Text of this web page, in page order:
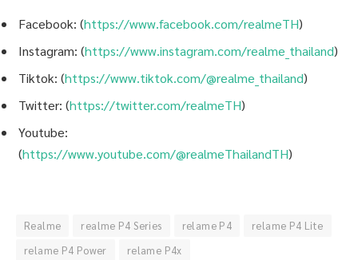
Facebook: (https://www.facebook.com/realmeTH)
Instagram: (https://www.instagram.com/realme_thailand)
Tiktok: (https://www.tiktok.com/@realme_thailand)
Twitter: (https://twitter.com/realmeTH)
Youtube:
(https://www.youtube.com/@realmeThailandTH)
Realme realme P4 Series relame P4
relame P4 Lite
relame P4 Power
relame P4x